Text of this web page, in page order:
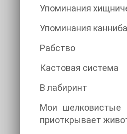
Упоминания
Упоминания
Рабство
Кастовая система
В лабиринт
Мои шелковистые
приоткрывает